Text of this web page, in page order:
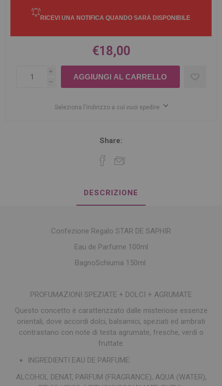
€18,00
i
h
Seleziona l'indirizzo a cui vuoi spedire
Share:
DESCRIZIONE
Confezione Regalo STAR DE SAPHIR
Eau de Parfume 100ml
BagnoSchiuma 150ml
PROFUMAZIONI SPEZIATE + DOLCI + AGRUMATE
Questo concetto è caratterizzato dalle misteriose essenze
orientali, dove accordi dolci, balsamici, speziati ed ambrati
contrastano con note di testa agrumate, fresche, verdi o
fruttate.
INGREDIENTI EAU DE PARFUME:
ALCOHOL DENAT, PARFUM (FRAGRANCE), AQUA (WATER),